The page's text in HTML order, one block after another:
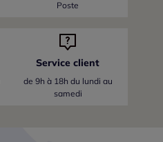
Poste
Service client
de 9h à 18h du lundi au
samedi